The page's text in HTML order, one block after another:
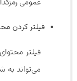
عمومی
فیلتر کردن
فیلتر
می‌تواند به